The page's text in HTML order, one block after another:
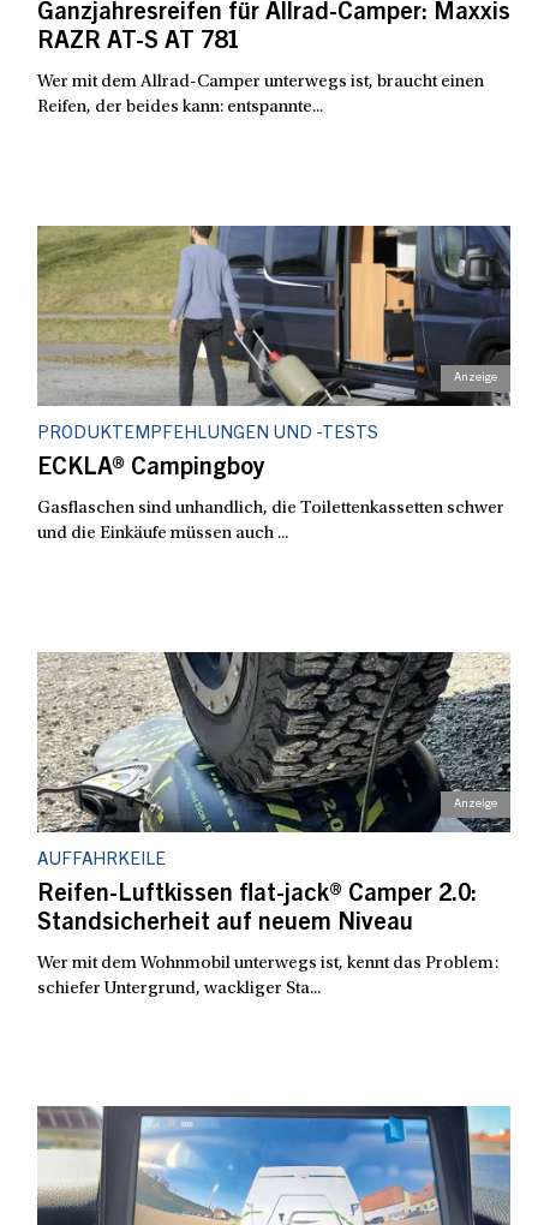
Ganzjahresreifen für Allrad-Camper: Maxxis
RAZR AT-S AT 781
Wer mit dem Allrad-Camper unterwegs ist, braucht einen
Reifen, der beides kann: entspannte...
PRODUKTEMPFEHLUNGEN UND -TESTS
ECKLA® Campingboy
Gasflaschen sind unhandlich, die Toilettenkassetten schwer
und die Einkäufe müssen auch ...
AUFFAHRKEILE
Reifen-Luftkissen flat-jack® Camper 2.0:
Standsicherheit auf neuem Niveau
Wer mit dem Wohnmobil unterwegs ist, kennt das Problem:
schiefer Untergrund, wackliger Sta...